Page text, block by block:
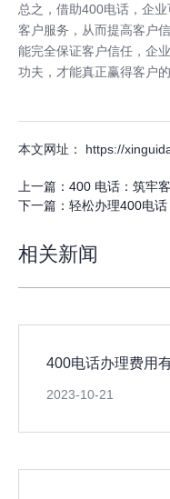
总之，借助400电话，企
客户服务，从而提高客户
能完全保证客户信任，企
功夫，才能真正赢得客户的
本文网址： https://
上一篇： 400 电话：筑牢
下一篇： 轻松办理400电
相关新闻
400电话办理费用
2023-10-21